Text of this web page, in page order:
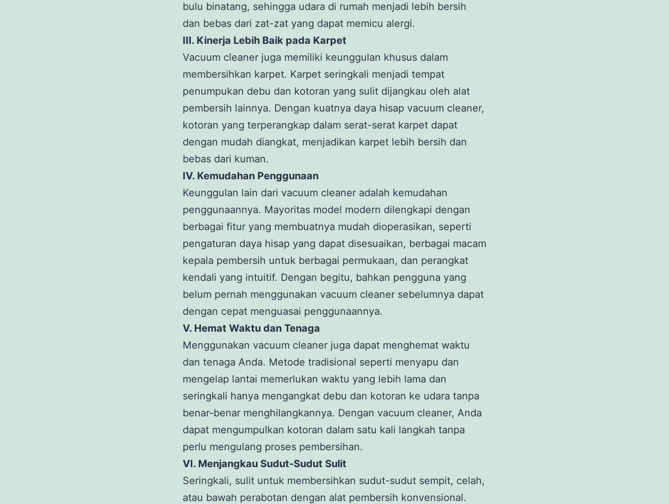
bulu binatang, sehingga udara di rumah menjadi lebih bersih
dan bebas dari zat-zat yang dapat memicu alergi.
III. Kinerja Lebih Baik pada Karpet
Vacuum cleaner juga memiliki keunggulan khusus dalam
membersihkan karpet. Karpet seringkali menjadi tempat
penumpukan debu dan kotoran yang sulit dijangkau oleh alat
pembersih lainnya. Dengan kuatnya daya hisap vacuum cleaner,
kotoran yang terperangkap dalam serat-serat karpet dapat
dengan mudah diangkat, menjadikan karpet lebih bersih dan
bebas dari kuman.
IV. Kemudahan Penggunaan
Keunggulan lain dari vacuum cleaner adalah kemudahan
penggunaannya. Mayoritas model modern dilengkapi dengan
berbagai fitur yang membuatnya mudah dioperasikan, seperti
pengaturan daya hisap yang dapat disesuaikan, berbagai macam
kepala pembersih untuk berbagai permukaan, dan perangkat
kendali yang intuitif. Dengan begitu, bahkan pengguna yang
belum pernah menggunakan vacuum cleaner sebelumnya dapat
dengan cepat menguasai penggunaannya.
V. Hemat Waktu dan Tenaga
Menggunakan vacuum cleaner juga dapat menghemat waktu
dan tenaga Anda. Metode tradisional seperti menyapu dan
mengelap lantai memerlukan waktu yang lebih lama dan
seringkali hanya mengangkat debu dan kotoran ke udara tanpa
benar-benar menghilangkannya. Dengan vacuum cleaner, Anda
dapat mengumpulkan kotoran dalam satu kali langkah tanpa
perlu mengulang proses pembersihan.
VI. Menjangkau Sudut-Sudut Sulit
Seringkali, sulit untuk membersihkan sudut-sudut sempit, celah,
atau bawah perabotan dengan alat pembersih konvensional.